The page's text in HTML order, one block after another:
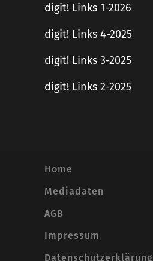
digit! Links 1-2026
digit! Links 4-2025
digit! Links 3-2025
digit! Links 2-2025
Home
Mediadaten
AGB
Impressum
Datenschutzerklärung